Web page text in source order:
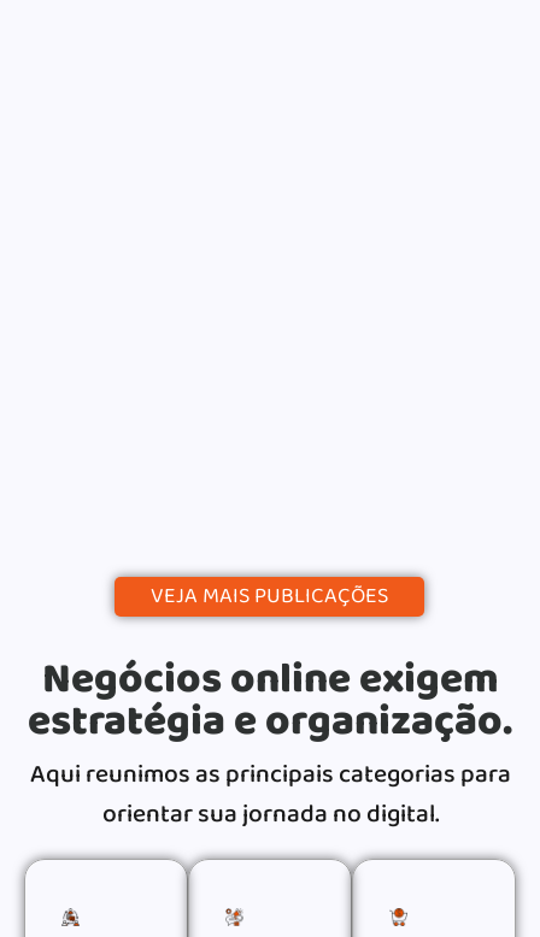
VEJA MAIS PUBLICAÇÕES
Negócios online exigem
estratégia e organização.
Aqui reunimos as principais categorias para
orientar sua jornada no digital.